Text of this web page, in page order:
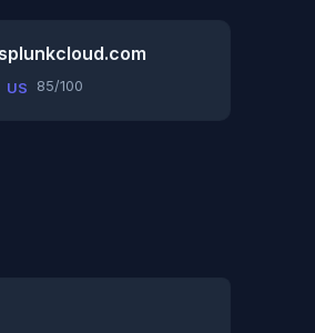
splunkcloud.com
US 85/100